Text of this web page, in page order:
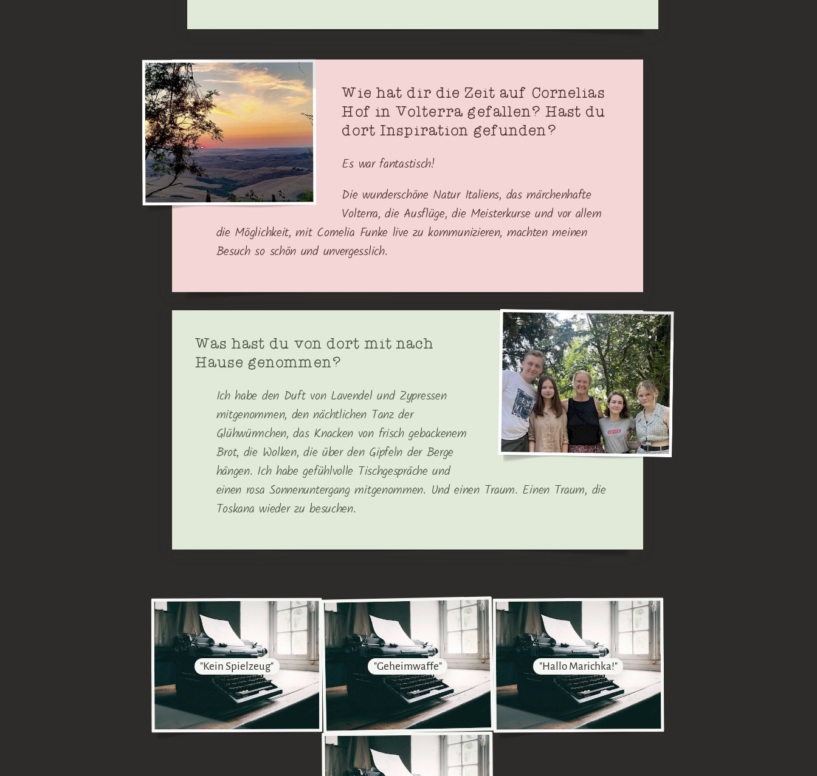
Wie hat dir die Zeit auf Cornelias
Hof in Volterra gefallen? Hast du
dort Inspiration gefunden?
Es war fantastisch!
Die wunderschöne Natur Italiens, das märchenhafte
Volterra, die Ausflüge, die Meisterkurse und vor allem
die Möglichkeit, mit Cornelia Funke live zu kommunizieren, machten meinen
Besuch so schön und unvergesslich.
Was hast du von dort mit nach
Hause genommen?
Ich habe den Duft von Lavendel und Zypressen
mitgenommen, den nächtlichen Tanz der
Glühwürmchen, das Knacken von frisch gebackenem
Brot, die Wolken, die über den Gipfeln der Berge
hängen. Ich habe gefühlvolle Tischgespräche und
einen rosa Sonnenuntergang mitgenommen. Und einen Traum. Einen Traum, die
Toskana wieder zu besuchen.
"Kein Spielzeug" "Geheimwaffe" "Hallo Marichka!"